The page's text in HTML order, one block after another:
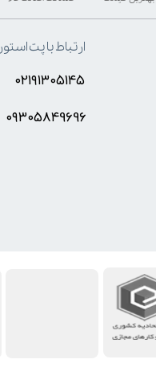
ارتباط با پت استور
۰۲۱۹۱۳۰۵۱۴۵
۰۹۳۰۵8۴9696